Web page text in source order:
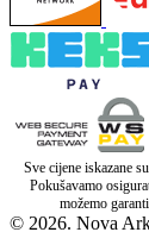
Sve cijene iskazane
Pokušavamo
možemo
© 2026. Nova